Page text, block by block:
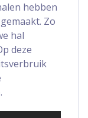
hebben
Zo
hal
deze